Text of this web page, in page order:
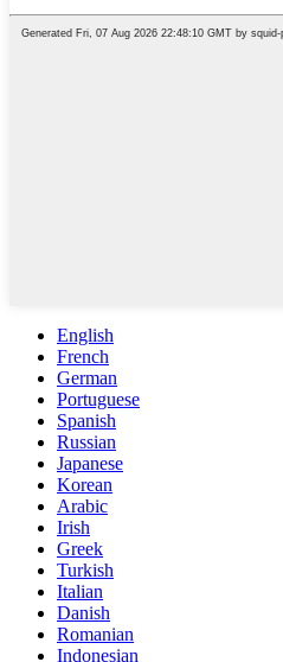
English
French
German
Portuguese
Spanish
Russian
Japanese
Korean
Arabic
Irish
Greek
Turkish
Italian
Danish
Romanian
Indonesian